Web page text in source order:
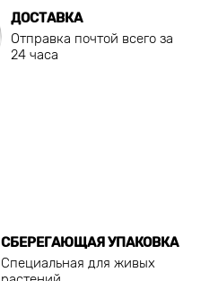
ДОСТАВКА
Отправка почтой всего за
24 часа
СБЕРЕГАЮЩАЯ УПАКОВКА
Специальная для живых